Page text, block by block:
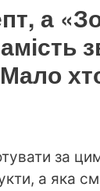
а
за
а яка